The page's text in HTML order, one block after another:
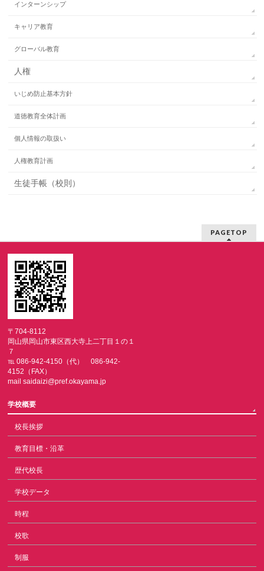
インターンシップ
キャリア教育
グローバル教育
人権
いじめ防止基本方針
道徳教育全体計画
個人情報の取扱い
人権教育計画
生徒手帳（校則）
PAGETOP
〒704-8112
岡山県岡山市東区西大寺上二丁目１の１
７
℡ 086-942-4150（代） 086-942-
4152（FAX）
mail saidaizi@pref.okayama.jp
学校概要
校長挨拶
教育目標・沿革
歴代校長
学校データ
時程
校歌
制服